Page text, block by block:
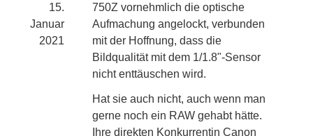
15.
Januar
2021
750Z vornehmlich die optische
Aufmachung angelockt, verbunden
mit der Hoffnung, dass die
Bildqualität mit dem 1/1.8"-Sensor
nicht enttäuschen wird.
Hat sie auch nicht, auch wenn man
gerne noch ein RAW gehabt hätte.
Ihre direkten Konkurrentin Canon